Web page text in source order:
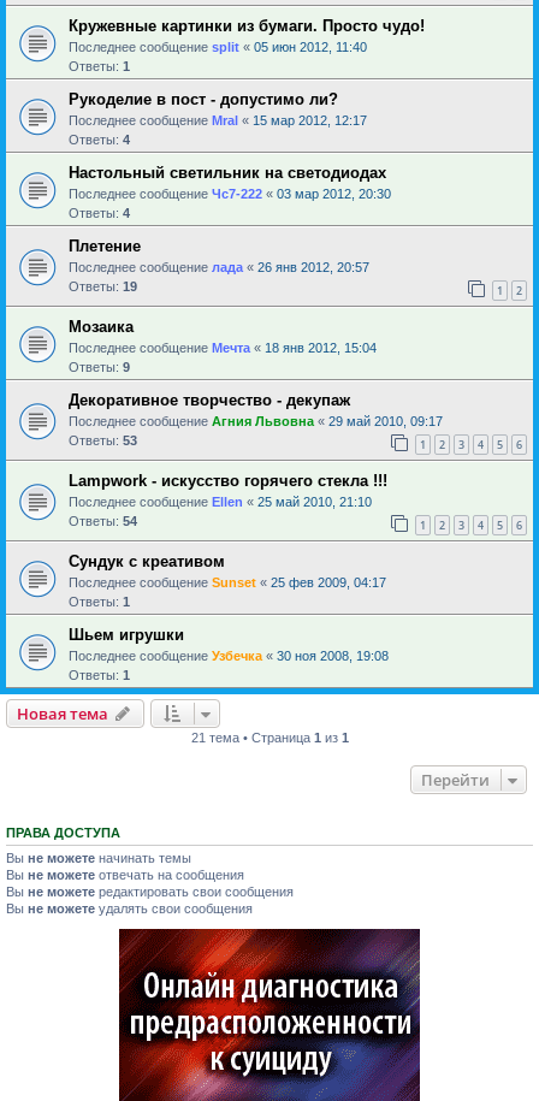
Кружевные картинки из бумаги. Просто чудо!
Последнее сообщение sрlit « 05 июн 2012, 11:40
Ответы: 1
Рукоделие в пост - допустимо ли?
Последнее сообщение Mral « 15 мар 2012, 12:17
Ответы: 4
Настольный светильник на светодиодах
Последнее сообщение Чс7-222 « 03 мар 2012, 20:30
Ответы: 4
Плетение
Последнее сообщение лада « 26 янв 2012, 20:57
Ответы: 19 1 2
Мозаика
Последнее сообщение Мечта « 18 янв 2012, 15:04
Ответы: 9
Декоративное творчество - декупаж
Последнее сообщение Агния Львовна « 29 май 2010, 09:17
Ответы: 53 1 2 3 4 5 6
Lampwork - искусство горячего стекла !!!
Последнее сообщение Ellen « 25 май 2010, 21:10
Ответы: 54 1 2 3 4 5 6
Сундук с креативом
Последнее сообщение Sunset « 25 фев 2009, 04:17
Ответы: 1
Шьем игрушки
Последнее сообщение Узбечка « 30 ноя 2008, 19:08
Ответы: 1
Новая тема
21 тема • Страница 1 из 1
Перейти
ПРАВА ДОСТУПА
Вы не можете начинать темы
Вы не можете отвечать на сообщения
Вы не можете редактировать свои сообщения
Вы не можете удалять свои сообщения